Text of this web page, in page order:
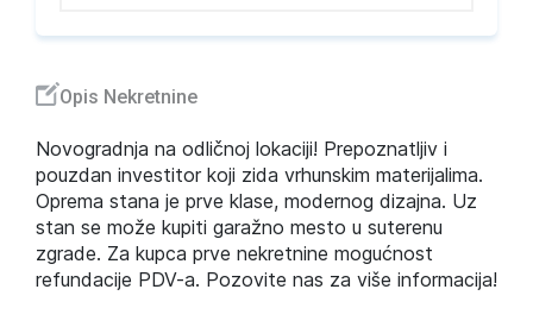
Opis Nekretnine
Novogradnja na odličnoj lokaciji! Prepoznatljiv i
pouzdan investitor koji zida vrhunskim materijalima.
Oprema stana je prve klase, modernog dizajna. Uz
stan se može kupiti garažno mesto u suterenu
zgrade. Za kupca prve nekretnine mogućnost
refundacije PDV-a. Pozovite nas za više informacija!